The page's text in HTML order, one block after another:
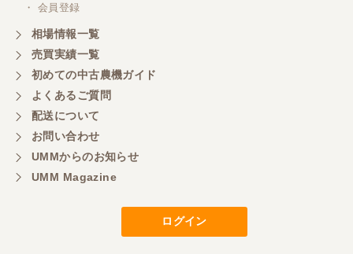
嫌な顔をせずに一生懸命頑張ってくれる中山さんに
感謝しています。ここで3台買いましたが、これから
もよろしくお願いしたいです。
三重県／
初めてコンバインを買いに行ったのですが、とても
明るい方に担当していただき細かく説明して下さっ
てとても嬉しかったです。
担当さんの説明が丁寧で分かりやすく、急な要望に
も迅速に対応して頂き非常に助かりました。
・ 会員登録
相場情報一覧
売買実績一覧
初めての中古農機ガイド
よくあるご質問
配送について
お問い合わせ
UMMからのお知らせ
UMM Magazine
ログイン